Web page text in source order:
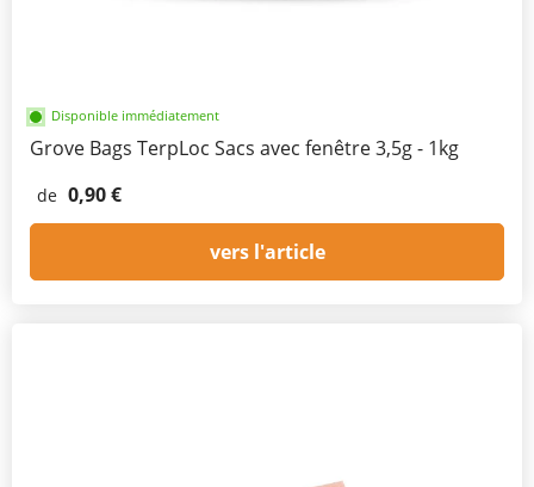
Disponible immédiatement
Grove Bags TerpLoc Sacs avec fenêtre 3,5g - 1kg
de 0,90 €
vers l'article